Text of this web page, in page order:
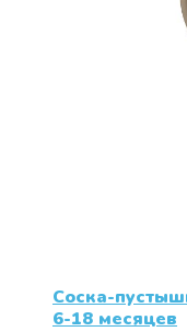
Соска-
6-18 месяцев